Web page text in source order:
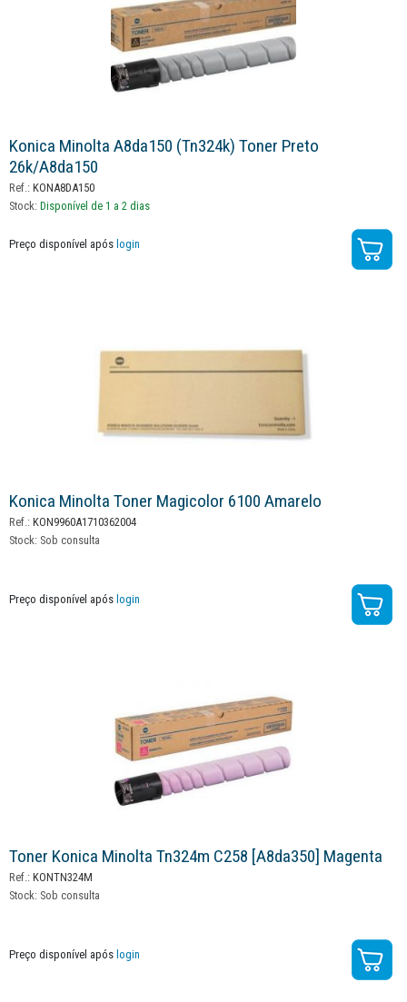
Konica Minolta A8da150 (tn324k) Toner Preto
26k/a8da150
Ref.: KONA8DA150
Stock: Disponível de 1 a 2 dias
Preço disponível após login
Konica Minolta Toner Magicolor 6100 Amarelo
Ref.: KON9960A1710362004
Stock: Sob consulta
Preço disponível após login
Toner Konica Minolta Tn324m C258 [a8da350] Magenta
Ref.: KONTN324M
Stock: Sob consulta
Preço disponível após login